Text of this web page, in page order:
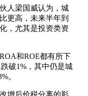
人梁国威认为，城
更高，未来半年到
，尤其是投资类资
和ROE都有所下
破1%，其中仍是城
。
增后价税分离的影